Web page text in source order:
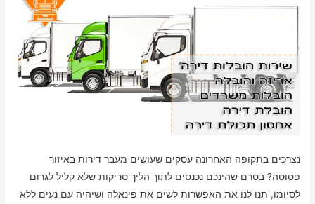
נצרכים בתקופה האחרונה עסקים שעושים מעבר דירות באיזור
פסוטה? בטרם שהינכם נכנסים לתוך הליך סריקות שלא קליל לגרום
לסיומו, תנו לנו את האפשרות לשים את פינאלה ושיהיה עם נעים ללא